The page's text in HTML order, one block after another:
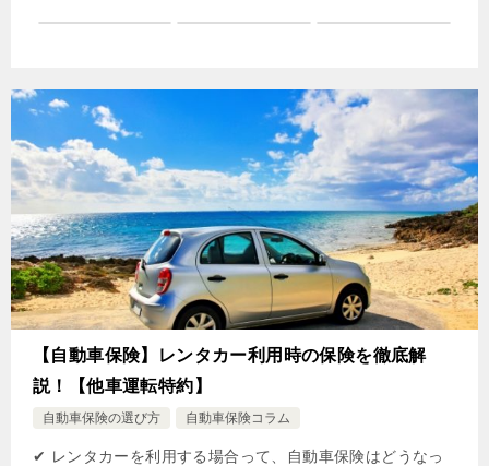
【自動車保険】レンタカー利用時の保険を徹底解
説！【他車運転特約】
自動車保険の選び方 自動車保険コラム
✔ レンタカーを利用する場合って、自動車保険はどうなっ